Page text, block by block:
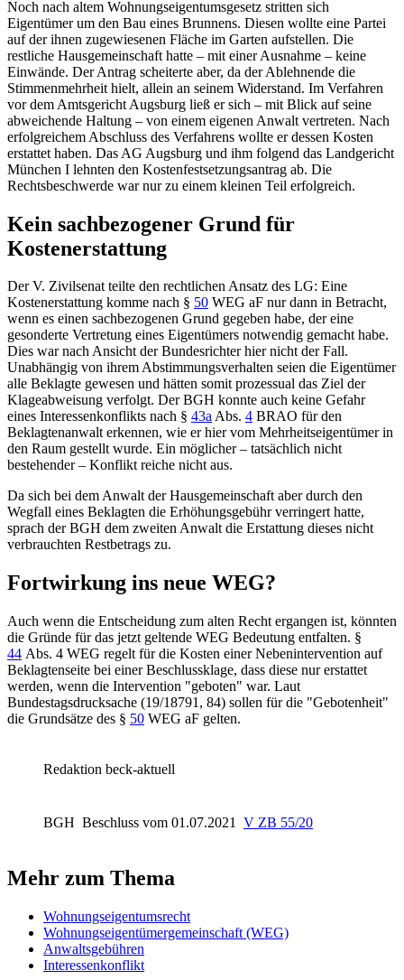
Noch nach altem Wohnungseigentumsgesetz stritten sich
Eigentümer um den Bau eines Brunnens. Diesen wollte eine Partei
auf der ihnen zugewiesenen Fläche im Garten aufstellen. Die
restliche Hausgemeinschaft hatte – mit einer Ausnahme – keine
Einwände. Der Antrag scheiterte aber, da der Ablehnende die
Stimmenmehrheit hielt, allein an seinem Widerstand. Im Verfahren
vor dem Amtsgericht Augsburg ließ er sich – mit Blick auf seine
abweichende Haltung – von einem eigenen Anwalt vertreten. Nach
erfolgreichem Abschluss des Verfahrens wollte er dessen Kosten
erstattet haben. Das AG Augsburg und ihm folgend das Landgericht
München I lehnten den Kostenfestsetzungsantrag ab. Die
Rechtsbeschwerde war nur zu einem kleinen Teil erfolgreich.
Kein sachbezogener Grund für
Kostenerstattung
Der V. Zivilsenat teilte den rechtlichen Ansatz des LG: Eine
Kostenerstattung komme nach § 50 WEG aF nur dann in Betracht,
wenn es einen sachbezogenen Grund gegeben habe, der eine
gesonderte Vertretung eines Eigentümers notwendig gemacht habe.
Dies war nach Ansicht der Bundesrichter hier nicht der Fall.
Unabhängig von ihrem Abstimmungsverhalten seien die Eigentümer
alle Beklagte gewesen und hätten somit prozessual das Ziel der
Klageabweisung verfolgt. DerBGH konnte auch keine Gefahr
eines Interessenkonflikts nach § 43aAbs. 4 BRAO für den
Beklagtenanwalt erkennen, wie er hier vom Mehrheitseigentümer in
den Raum gestellt wurde. Ein möglicher – tatsächlich nicht
bestehender – Konflikt reiche nicht aus.
Da sich bei dem Anwalt der Hausgemeinschaft aber durch den
Wegfall eines Beklagten die Erhöhungsgebühr verringert hatte,
sprach derBGH dem zweiten Anwalt die Erstattung dieses nicht
verbrauchten Restbetrags zu.
Fortwirkung ins neue WEG?
Auch wenn die Entscheidung zum alten Recht ergangen ist, könnten
die Gründe für das jetzt geltende WEG Bedeutung entfalten. §
44 Abs. 4 WEG regelt für die Kosten einer Nebenintervention auf
Beklagtenseite bei einer Beschlussklage, dass diese nur erstattet
werden, wenn die Intervention "geboten" war. Laut
Bundestagsdrucksache (19/18791, 84) sollen für die "Gebotenheit"
die Grundsätze des § 50 WEG aF gelten.
Redaktion beck-aktuell
BGH Beschluss vom 01.07.2021 V ZB 55/20
Mehr zum Thema
Wohnungseigentumsrecht
Wohnungseigentümergemeinschaft (WEG)
Anwaltsgebühren
Interessenkonflikt